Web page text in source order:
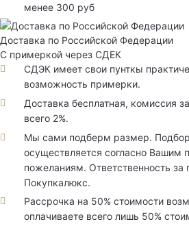
менее 300 руб
Доставка по Российской Федерации
С примеркой через СДЕК
СДЭК имеет свои пунткы
возможность примерки.
Доставка бесплатная, комиссия
всего 2%.
Мы сами подберм размер.
осуществляется согласно Вашим
пожеланиям. Ответственность за
Покупкалюкс.
Рассрочка на 50% стоимости
оплачиваете всего лишь 50%